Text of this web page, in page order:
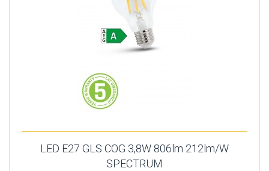
LED E27 GLS COG 3,8W 806lm 212lm/W
SPECTRUM